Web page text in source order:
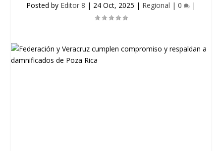
Posted by Editor 8 | 24 Oct, 2025 | Regional | 0 |